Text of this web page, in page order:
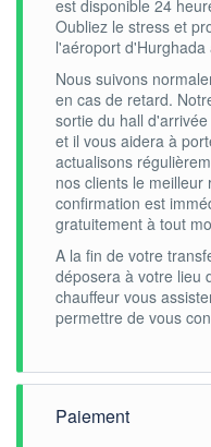
est disponible 24
Oubliez le stress et
l'aéroport
Nous suivons
en cas de retard.
sortie du hall
et il vous aidera à
actualisons
nos clients le
confirmation est
gratuitement à tout
A la fin de votre
déposera à votre lieu
chauffeur vous
permettre de vous
Paiement